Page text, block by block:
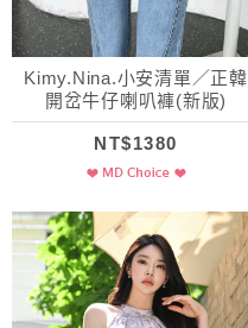
Kimy.Nina.小安清單／正韓
開岔牛仔喇叭褲(新版)
NT$1380